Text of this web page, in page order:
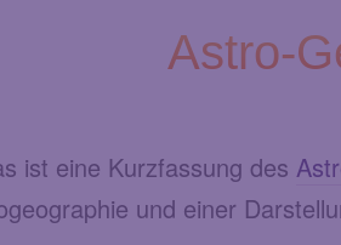
Astro-
ist eine Kurzfassung des
und einer